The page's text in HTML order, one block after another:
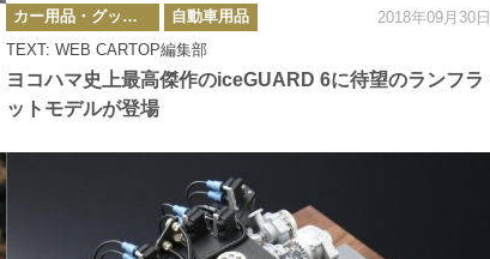
ヨコハマ史上最高傑作のiceGUARD 6に待望のランフラ
ットモデルが登場
TEXT: WEB CARTOP編集部
カ
テ
ゴ
リ
カー用品・グッズ情報 自動車用品 2018年09月30日